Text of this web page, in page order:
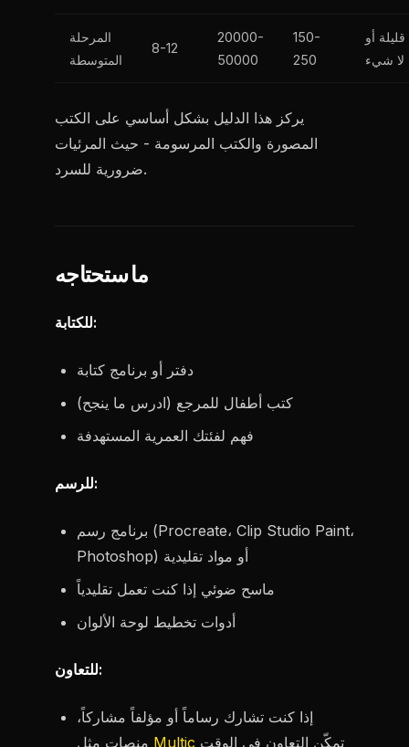
المرحلة
المتوسطة
8-12
20000-
50000
150-
250
قليلة أو
لا شيء
يركز هذا الدليل بشكل أساسي على الكتب
المصورة والكتب المرسومة - حيث المرئيات
ضرورية للسرد.
ما ستحتاجه
للكتابة:
دفتر أو برنامج كتابة
كتب أطفال للمرجع (ادرس ما ينجح)
فهم لفئتك العمرية المستهدفة
للرسم:
برنامج رسم (Procreate، Clip Studio Paint،
Photoshop) أو مواد تقليدية
ماسح ضوئي إذا كنت تعمل تقليدياً
أدوات تخطيط لوحة الألوان
للتعاون:
إذا كنت تشارك رساماً أو مؤلفاً مشاركاً،
Multic